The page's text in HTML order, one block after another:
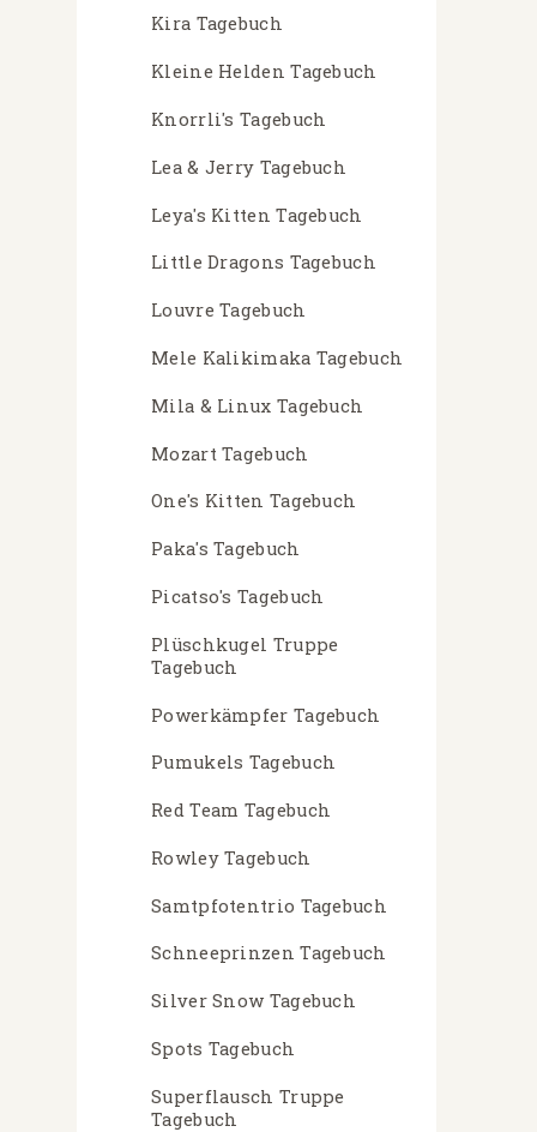
Kira Tagebuch
Kleine Helden Tagebuch
Knorrli's Tagebuch
Lea & Jerry Tagebuch
Leya's Kitten Tagebuch
Little Dragons Tagebuch
Louvre Tagebuch
Mele Kalikimaka Tagebuch
Mila & Linux Tagebuch
Mozart Tagebuch
One's Kitten Tagebuch
Paka's Tagebuch
Picatso's Tagebuch
Plüschkugel Truppe
Tagebuch
Powerkämpfer Tagebuch
Pumukels Tagebuch
Red Team Tagebuch
Rowley Tagebuch
Samtpfotentrio Tagebuch
Schneeprinzen Tagebuch
Silver Snow Tagebuch
Spots Tagebuch
Superflausch Truppe
Tagebuch